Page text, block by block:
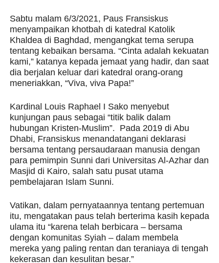
Sabtu malam 6/3/2021, Paus Fransiskus
menyampaikan khotbah di katedral Katolik
Khaldea di Baghdad, mengangkat tema serupa
tentang kebaikan bersama. “Cinta adalah kekuatan
kami,” katanya kepada jemaat yang hadir, dan saat
dia berjalan keluar dari katedral orang-orang
meneriakkan, “Viva, viva Papa!”
Kardinal Louis Raphael I Sako menyebut
kunjungan paus sebagai “titik balik dalam
hubungan Kristen-Muslim”. Pada 2019 di Abu
Dhabi, Fransiskus menandatangani deklarasi
bersama tentang persaudaraan manusia dengan
para pemimpin Sunni dari Universitas Al-Azhar dan
Masjid di Kairo, salah satu pusat utama
pembelajaran Islam Sunni.
Vatikan, dalam pernyataannya tentang pertemuan
itu, mengatakan paus telah berterima kasih kepada
ulama itu “karena telah berbicara – bersama
dengan komunitas Syiah – dalam membela
mereka yang paling rentan dan teraniaya di tengah
kekerasan dan kesulitan besar.”